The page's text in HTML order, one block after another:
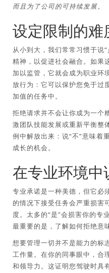
而且为了公司的可持续发展。
设定限制的难
从小到大，我们常常习惯于说
精神，以促进社会融合。如果
加以监管，它就会成为职业环
放行为：它可以保护您免于过
加值的任务中。
拒绝请求并不会让你成为一个
激团队技能发展或重新平衡整
例中解放出来：说“不”意味着
成长的机会。
在专业环境中
专业承诺是一种美德，但它必
的情况下接受任务会严重损害
度。太多的“是”会损害你的专
最重要的是，了解如何拒绝意
想要管理一切并不是能力的标
工作量。在你的同事眼中，合
和领导力。这证明您驾驶时具